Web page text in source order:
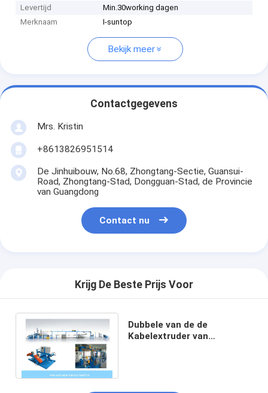
Levertijd
Min.30working dagen
Merknaam
I-suntop
Bekijk meer
Contactgegevens
Mrs. Kristin
+8613826951514
De Jinhuibouw, No.68, Zhongtang-Sectie, Guansui-
Road, Zhongtang-Stad, Dongguan-Stad, de Provincie
van Guangdong
Contact nu
Krijg De Beste Prijs Voor
Dubbele van de de
Kabelextruder van